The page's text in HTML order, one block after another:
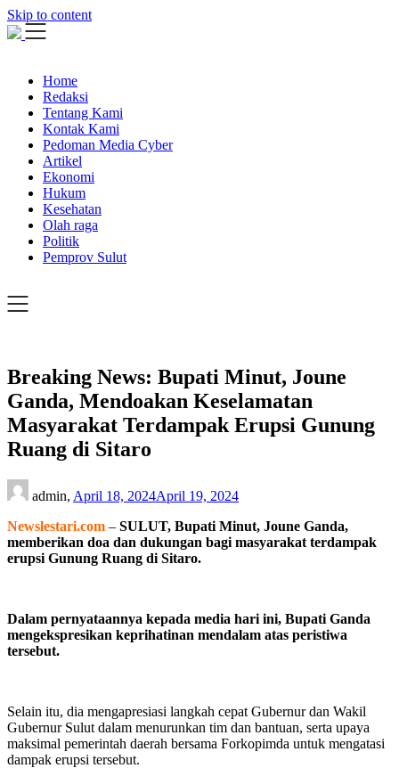
Skip to content
Home
Redaksi
Tentang Kami
Kontak Kami
Pedoman Media Cyber
Artikel
Ekonomi
Hukum
Kesehatan
Olah raga
Politik
Pemprov Sulut
Breaking News: Bupati Minut, Joune
Ganda, Mendoakan Keselamatan
Masyarakat Terdampak Erupsi Gunung
Ruang di Sitaro
admin, April 18, 2024April 19, 2024
Newslestari.com – SULUT, Bupati Minut, Joune Ganda,
memberikan doa dan dukungan bagi masyarakat terdampak
erupsi Gunung Ruang di Sitaro.
Dalam pernyataannya kepada media hari ini, Bupati Ganda
mengekspresikan keprihatinan mendalam atas peristiwa
tersebut.
Selain itu, dia mengapresiasi langkah cepat Gubernur dan Wakil
Gubernur Sulut dalam menurunkan tim dan bantuan, serta upaya
maksimal pemerintah daerah bersama Forkopimda untuk mengatasi
dampak erupsi tersebut.